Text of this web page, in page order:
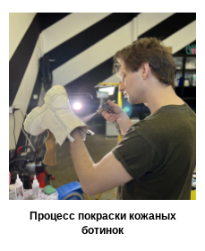
Процесс покраски кожаных
ботинок